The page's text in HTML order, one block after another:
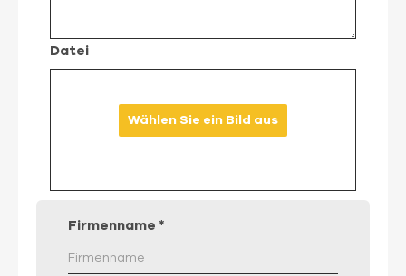
Datei
Wählen Sie ein Bild aus
Firmenname *